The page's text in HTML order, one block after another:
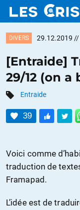
DOSSIERS
CATÉGORIES
NOUS
CONTACTER
FAIRE UN
DIVERS 29.12.2019 //
[Entraide]
29/12 (on a
Entraide
39
Voici comme
traduction de
Framapad.
L’idée est de